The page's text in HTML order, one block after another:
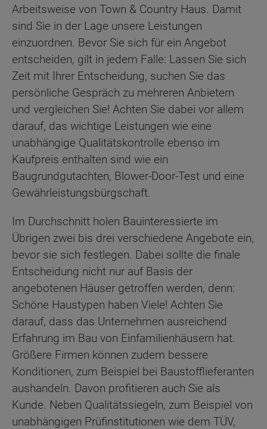
Arbeitsweise von Town & Country Haus. Damit
sind Sie in der Lage unsere Leistungen
einzuordnen. Bevor Sie sich für ein Angebot
entscheiden, gilt in jedem Falle: Lassen Sie sich
Zeit mit Ihrer Entscheidung, suchen Sie das
persönliche Gespräch zu mehreren Anbietern
und vergleichen Sie! Achten Sie dabei vor allem
darauf, das wichtige Leistungen wie eine
unabhängige Qualitätskontrolle ebenso im
Kaufpreis enthalten sind wie ein
Baugrundgutachten, Blower-Door-Test und eine
Gewährleistungsbürgschaft.
Im Durchschnitt holen Bauinteressierte im
Übrigen zwei bis drei verschiedene Angebote ein,
bevor sie sich festlegen. Dabei sollte die finale
Entscheidung nicht nur auf Basis der
angebotenen Häuser getroffen werden, denn:
Schöne Haustypen haben Viele! Achten Sie
darauf, dass das Unternehmen ausreichend
Erfahrung im Bau von Einfamilienhäusern hat.
Größere Firmen können zudem bessere
Konditionen, zum Beispiel bei Baustofflieferanten
aushandeln. Davon profitieren auch Sie als
Kunde. Neben Qualitätssiegeln, zum Beispiel von
unabhängigen Prüfinstitutionen wie dem TÜV,